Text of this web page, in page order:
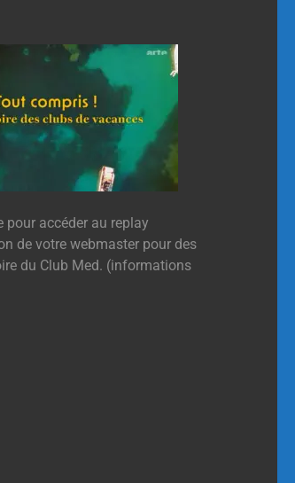
pour accéder au replay
de votre webmaster pour des
du Club Med. (informations